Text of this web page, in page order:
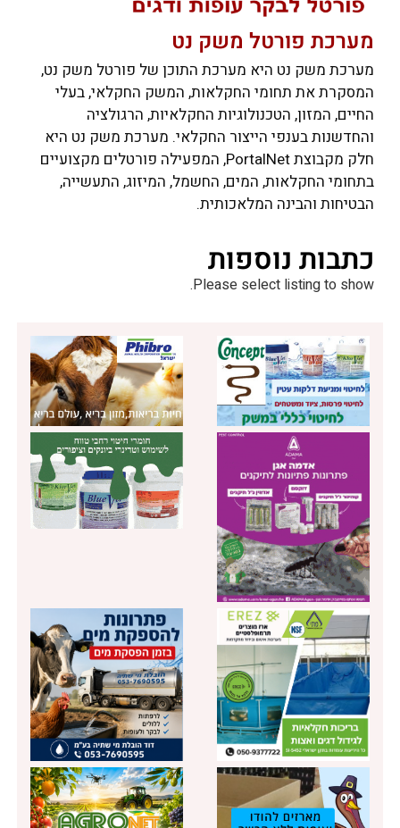
מערכת פורטל משק נט
מערכת משק נט היא מערכת התוכן של פורטל משק נט,
המסקרת את תחומי החקלאות, המשק החקלאי, בעלי
החיים, המזון, הטכנולוגיות החקלאיות, הרגולציה
והחדשנות בענפי הייצור החקלאי. מערכת משק נט היא
חלק מקבוצת PortalNet, המפעילה פורטלים מקצועיים
בתחומי החקלאות, המים, החשמל, המיזוג, התעשייה,
הבטיחות והבינה המלאכותית.
כתבות נוספות
Please select listing to show.